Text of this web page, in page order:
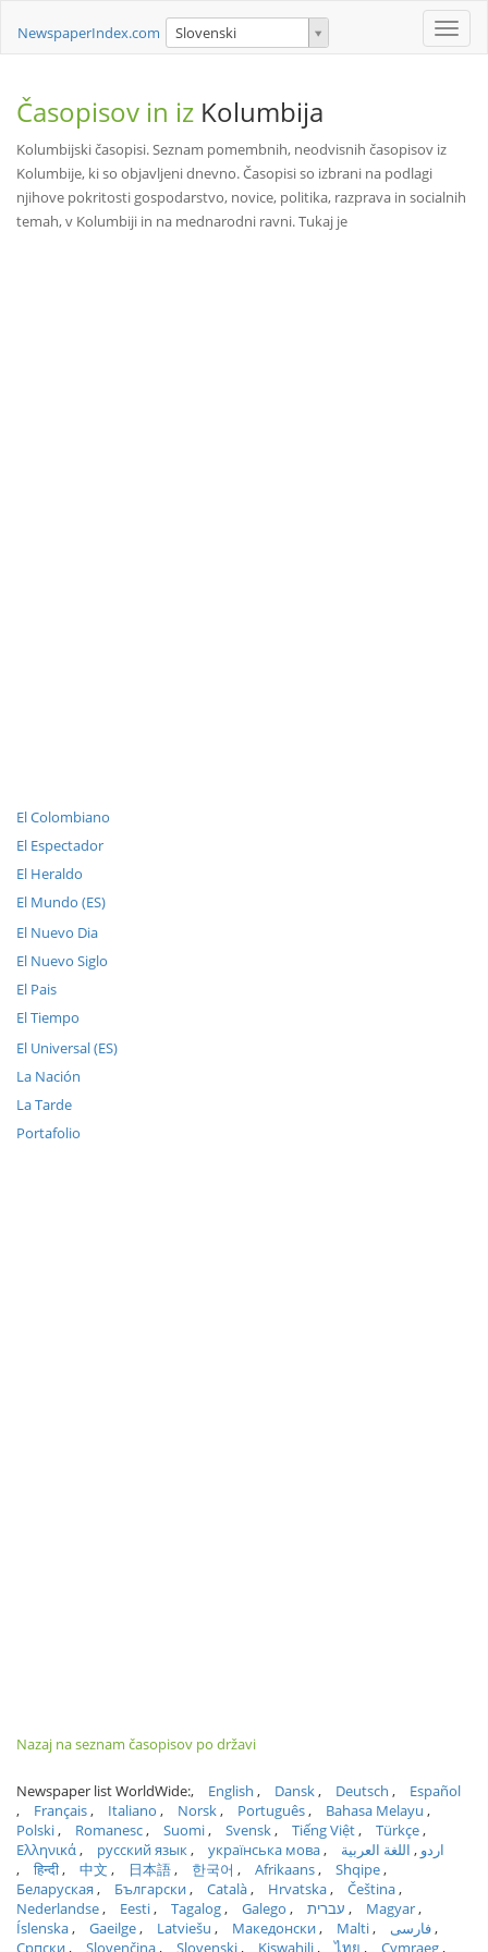
Toggle
NewspaperIndex.com Slovenski
Časopisov in iz Kolumbija
Kolumbijski časopisi. Seznam pomembnih, neodvisnih časopisov iz
Kolumbije, ki so objavljeni dnevno. Časopisi so izbrani na podlagi
njihove pokritosti gospodarstvo, novice, politika, razprava in socialnih
temah, v Kolumbiji in na mednarodni ravni. Tukaj je
El Colombiano
El Espectador
El Heraldo
El Mundo (ES)
El Nuevo Dia
El Nuevo Siglo
El Pais
El Tiempo
El Universal (ES)
La Nación
La Tarde
Portafolio
Nazaj na seznam časopisov po državi
Newspaper list WorldWide: English Dansk Deutsch
Español
Français
Italiano Norsk Português
Bahasa Melayu
Polski
Romanesc Suomi Svensk Tiếng Việt
Türkçe
Ελληνικά
русский язык українська мова اردو
اللغة العربية
हिन्दी
中文 日本語 한국어 Afrikaans
Shqipe
Беларуская
Български Català Hrvatska
Čeština
Nederlandse
Eesti Tagalog Galego עברית
Magyar
Íslenska
Gaeilge Latviešu Македонски Malti
فارسی
Српски
Slovenčina Slovenski Kiswahili ไทย Cymraeg